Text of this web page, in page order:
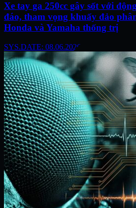
Xe tay ga 250cc gây sốt với
đáo, tham vọng khuấy đảo
Honda và Yamaha thống trị
SYS.DATE: 08.06.2026